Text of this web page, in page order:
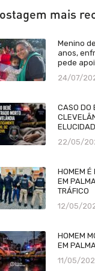
mais
Menino
anos,
pede
24/07/
CASO DO
22/05/
HOMEM É
EM
TRÁFICO
12/05/
HOMEM
EM
11/05/